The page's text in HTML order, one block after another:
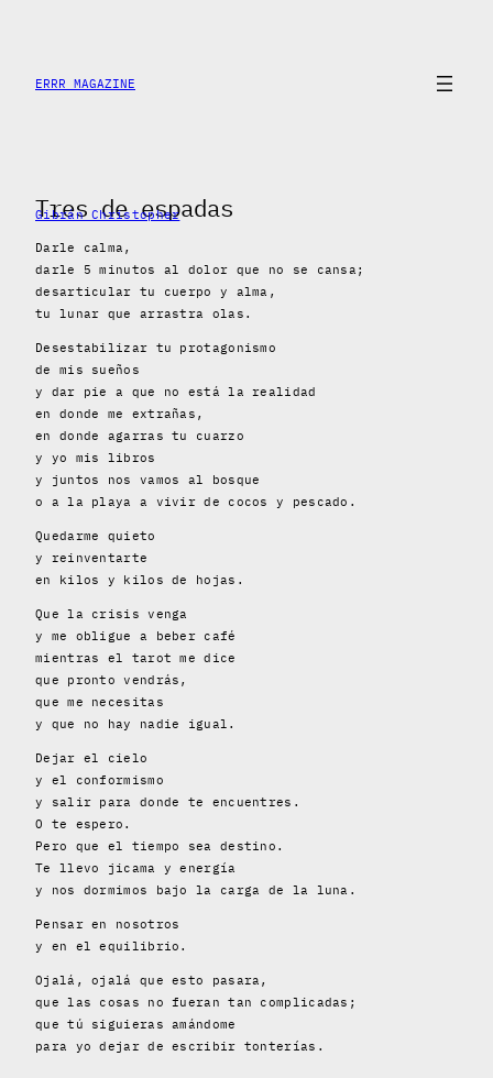
content
ERRR MAGAZINE
Tres de espadas
Gibrán Christopher
Darle calma,
darle 5 minutos al dolor que no se cansa;
desarticular tu cuerpo y alma,
tu lunar que arrastra olas.
Desestabilizar tu protagonismo
de mis sueños
y dar pie a que no está la realidad
en donde me extrañas,
en donde agarras tu cuarzo
y yo mis libros
y juntos nos vamos al bosque
o a la playa a vivir de cocos y pescado.
Quedarme quieto
y reinventarte
en kilos y kilos de hojas.
Que la crisis venga
y me obligue a beber café
mientras el tarot me dice
que pronto vendrás,
que me necesitas
y que no hay nadie igual.
Dejar el cielo
y el conformismo
y salir para donde te encuentres.
O te espero.
Pero que el tiempo sea destino.
Te llevo jicama y energía
y nos dormimos bajo la carga de la luna.
Pensar en nosotros
y en el equilibrio.
Ojalá, ojalá que esto pasara,
que las cosas no fueran tan complicadas;
que tú siguieras amándome
para yo dejar de escribir tonterías.